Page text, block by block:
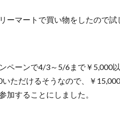
ーマートで買い物をしたので試
ペーンで4/3～5/6まで￥5,000
いただけるそうなので、￥
加することにしました。